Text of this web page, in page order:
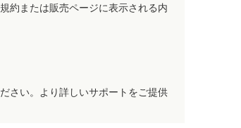
約または販売ページに表示される内
さい。より詳しいサポートをご提供